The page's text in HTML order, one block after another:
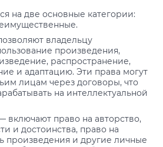
на две основные категории:
владельцу
произведения,
распространение,
и адаптацию. Эти права могут
лицам через договоры, что
на интеллектуальной
право на авторство,
и достоинства, право на
произведения и другие личные